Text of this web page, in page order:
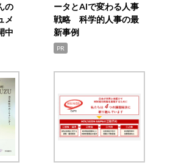
の
メ
中
ータとAIで変わる人事
戦略 科学的人事の最
新事例
PR